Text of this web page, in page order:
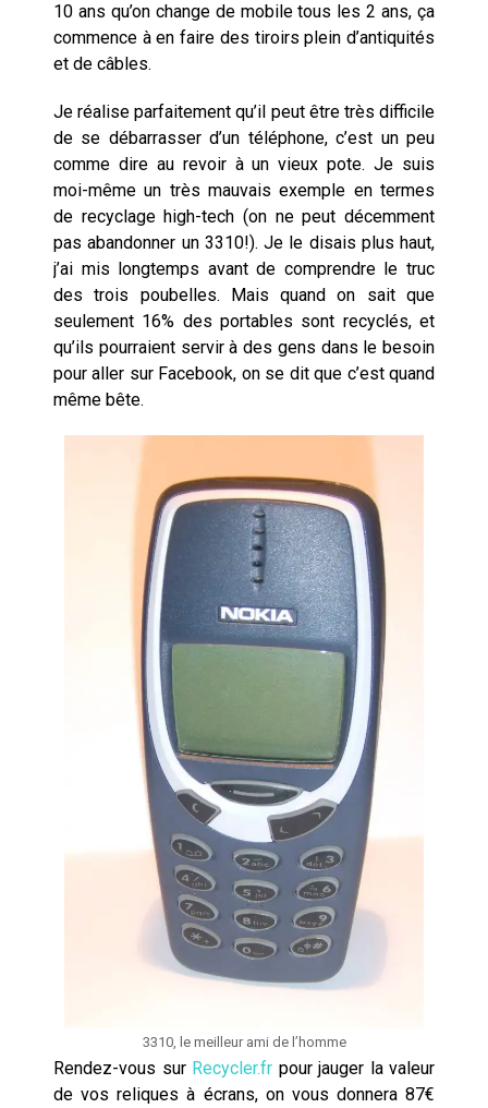
10 ans qu’on change de mobile tous les 2 ans, ça
commence à en faire des tiroirs plein d’antiquités
et de câbles.
Je réalise parfaitement qu’il peut être très difficile
de se débarrasser d’un téléphone, c’est un peu
comme dire au revoir à un vieux pote. Je suis
moi-même un très mauvais exemple en termes
de recyclage high-tech (on ne peut décemment
pas abandonner un 3310!). Je le disais plus haut,
j’ai mis longtemps avant de comprendre le truc
des trois poubelles. Mais quand on sait que
seulement 16% des portables sont recyclés, et
qu’ils pourraient servir à des gens dans le besoin
pour aller sur Facebook, on se dit que c’est quand
même bête.
3310, le meilleur ami de l’homme
Rendez-vous sur Recycler.fr pour jauger la valeur
de vos reliques à écrans, on vous donnera 87€